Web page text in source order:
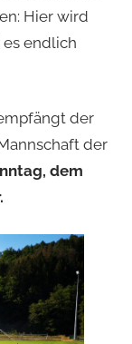
Hier wird
endlich
der
der
dem